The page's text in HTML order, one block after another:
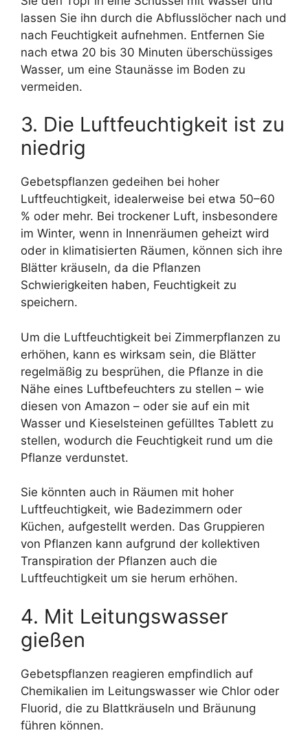
lassen Sie ihn durch die Abflusslöcher nach und
nach Feuchtigkeit aufnehmen. Entfernen Sie
nach etwa 20 bis 30 Minuten überschüssiges
Wasser, um eine Staunässe im Boden zu
vermeiden.
3. Die Luftfeuchtigkeit ist zu
niedrig
Gebetspflanzen gedeihen bei hoher
Luftfeuchtigkeit, idealerweise bei etwa 50–60
% oder mehr. Bei trockener Luft, insbesondere
im Winter, wenn in Innenräumen geheizt wird
oder in klimatisierten Räumen, können sich ihre
Blätter kräuseln, da die Pflanzen
Schwierigkeiten haben, Feuchtigkeit zu
speichern.
Um die Luftfeuchtigkeit bei Zimmerpflanzen zu
erhöhen, kann es wirksam sein, die Blätter
regelmäßig zu besprühen, die Pflanze in die
Nähe eines Luftbefeuchters zu stellen – wie
diesen von Amazon – oder sie auf ein mit
Wasser und Kieselsteinen gefülltes Tablett zu
stellen, wodurch die Feuchtigkeit rund um die
Pflanze verdunstet.
Sie könnten auch in Räumen mit hoher
Luftfeuchtigkeit, wie Badezimmern oder
Küchen, aufgestellt werden. Das Gruppieren
von Pflanzen kann aufgrund der kollektiven
Transpiration der Pflanzen auch die
Luftfeuchtigkeit um sie herum erhöhen.
4. Mit Leitungswasser
gießen
Gebetspflanzen reagieren empfindlich auf
Chemikalien im Leitungswasser wie Chlor oder
Fluorid, die zu Blattkräuseln und Bräunung
führen können.